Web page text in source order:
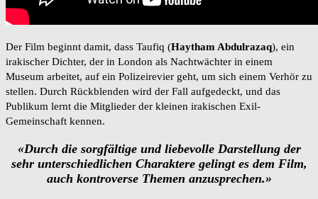
Der Film beginnt damit, dass Taufiq (Haytham Abdulrazaq), ein
irakischer Dichter, der in London als Nachtwächter in einem
Museum arbeitet, auf ein Polizeirevier geht, um sich einem Verhör zu
stellen. Durch Rückblenden wird der Fall aufgedeckt, und das
Publikum lernt die Mitglieder der kleinen irakischen Exil-
Gemeinschaft kennen.
«Durch die sorgfältige und liebevolle Darstellung der
sehr unterschiedlichen Charaktere gelingt es dem Film,
auch kontroverse Themen anzusprechen.»